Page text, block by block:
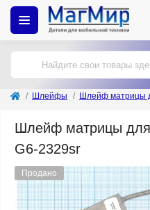
Шлейфы Шлейф матрицы
Шлейф матрицы для
G6-2329sr
Продано